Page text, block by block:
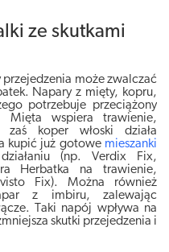
ze skutkami
przejedzenia może zwalczać
Napary z mięty, kopru,
potrzebuje przeciążony
Mięta wspiera trawienie,
zaś koper włoski działa
kupić już gotowe mieszanki
(np. Verdix Fix,
Herbatka na trawienie,
Fix). Można również
z imbiru, zalewając
Taki napój wpływa na
skutki przejedzenia i